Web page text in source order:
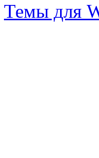
Темы для